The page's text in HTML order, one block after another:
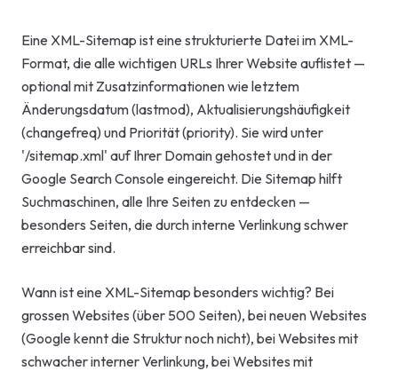
AI-
Beratung
Eine XML-Sitemap ist eine strukturierte Datei im XML-
Format, die alle wichtigen URLs Ihrer Website auflistet —
optional mit Zusatzinformationen wie letztem
Änderungsdatum (lastmod), Aktualisierungshäufigkeit
(changefreq) und Priorität (priority). Sie wird unter
'/sitemap.xml' auf Ihrer Domain gehostet und in der
Google Search Console eingereicht. Die Sitemap hilft
Suchmaschinen, alle Ihre Seiten zu entdecken —
besonders Seiten, die durch interne Verlinkung schwer
erreichbar sind.
Wann ist eine XML-Sitemap besonders wichtig? Bei
grossen Websites (über 500 Seiten), bei neuen Websites
(Google kennt die Struktur noch nicht), bei Websites mit
schwacher interner Verlinkung, bei Websites mit